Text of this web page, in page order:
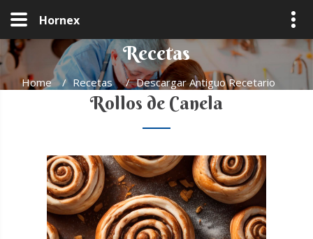
Hornex
Recetas
Home / Recetas / Descargar Antiguo Recetario
Rollos de Canela